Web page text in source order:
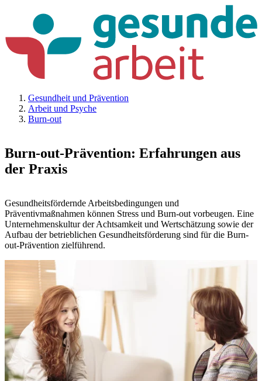
Gesundheit und Prävention
Arbeit und Psyche
Burn-out
Burn-out-Prävention: Erfahrungen aus
der Praxis
Gesundheitsfördernde Arbeitsbedingungen und
Präventivmaßnahmen können Stress und Burn-out vorbeugen. Eine
Unternehmenskultur der Achtsamkeit und Wertschätzung sowie der
Aufbau der betrieblichen Gesundheitsförderung sind für die Burn-
out-Prävention zielführend.